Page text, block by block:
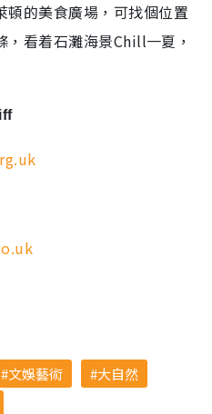
的美食廣場，可找個位置
看着石灘海景Chill一夏，
文娛藝術
大自然